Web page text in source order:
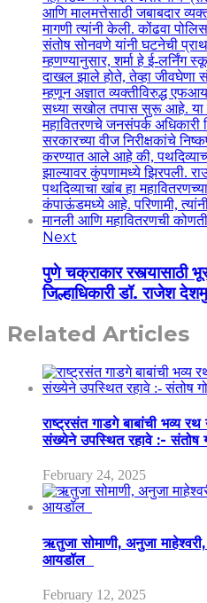
Next
पुणे चक्राकार रस्त्यासाठी
जिल्हाधिकारी डॉ. राजेश
Related Articles
राष्ट्रसंत गाडगे बाबांची भव्य
संख्येने उपस्थित रहावे :- संतोष
February 24, 2025
ऋतुजा सोमाणी, अनुजा
आयडॉल
February 12, 2025